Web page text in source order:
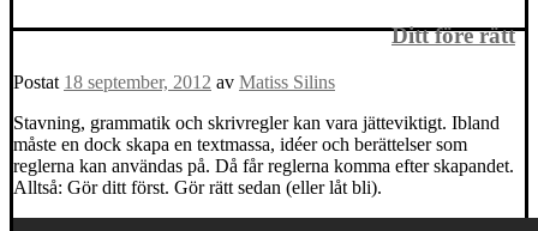
Ditt före rätt
Postat 18 september, 2012 av Matiss Silins
Stavning, grammatik och skrivregler kan vara jätteviktigt. Ibland
måste en dock skapa en textmassa, idéer och berättelser som
reglerna kan användas på. Då får reglerna komma efter skapandet.
Alltså: Gör ditt först. Gör rätt sedan (eller låt bli).